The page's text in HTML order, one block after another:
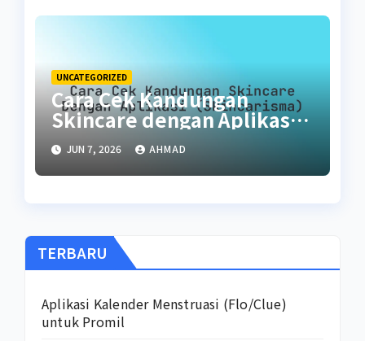
UNCATEGORIZED
Cara Cek Kandungan
Skincare dengan Aplikasi
(SkinCarisma)
JUN 7, 2026 AHMAD
TERBARU
Aplikasi Kalender Menstruasi (Flo/Clue)
untuk Promil